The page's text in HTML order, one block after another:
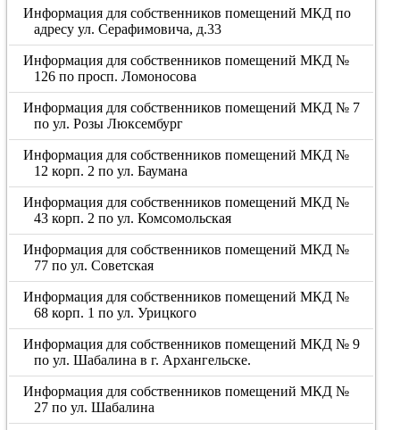
Информация для собственников помещений МКД по
адресу ул. Серафимовича, д.33
Информация для собственников помещений МКД №
126 по просп. Ломоносова
Информация для собственников помещений МКД № 7
по ул. Розы Люксембург
Информация для собственников помещений МКД №
12 корп. 2 по ул. Баумана
Информация для собственников помещений МКД №
43 корп. 2 по ул. Комсомольская
Информация для собственников помещений МКД №
77 по ул. Советская
Информация для собственников помещений МКД №
68 корп. 1 по ул. Урицкого
Информация для собственников помещений МКД № 9
по ул. Шабалина в г. Архангельске.
Информация для собственников помещений МКД №
27 по ул. Шабалина